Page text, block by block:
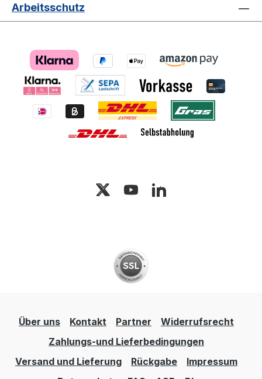
Arbeitsschutz
Über uns Kontakt Partner
Widerrufsrecht
Zahlungs-und Lieferbedingungen
Versand und Lieferung
Rückgabe
Impressum